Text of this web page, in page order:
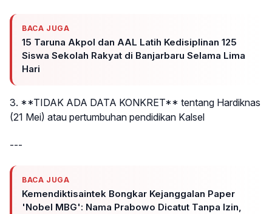
BACA JUGA
15 Taruna Akpol dan AAL Latih Kedisiplinan 125
Siswa Sekolah Rakyat di Banjarbaru Selama Lima
Hari
3. **TIDAK ADA DATA KONKRET** tentang Hardiknas
(21 Mei) atau pertumbuhan pendidikan Kalsel
---
BACA JUGA
Kemendiktisaintek Bongkar Kejanggalan Paper
'Nobel MBG': Nama Prabowo Dicatut Tanpa Izin,